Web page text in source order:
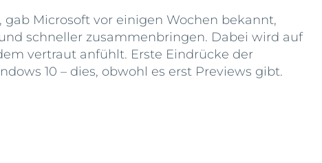
Microsoft vor einigen Wochen bekannt,
schneller zusammenbringen. Dabei wird auf
vertraut anfühlt. Erste Eindrücke der
10 – dies, obwohl es erst Previews gibt.